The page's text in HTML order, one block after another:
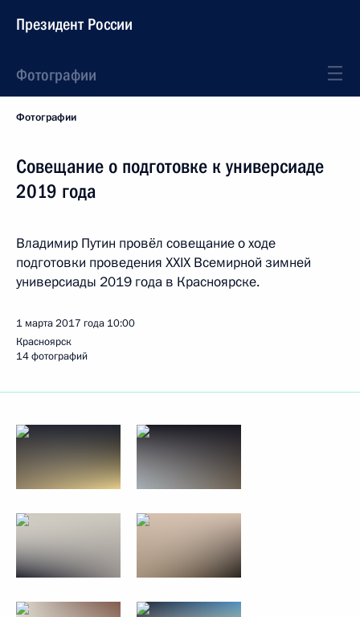
Президент России
Фотографии
Фотографии
Совещание о подготовке к универсиаде
2019 года
Владимир Путин провёл совещание о ходе
подготовки проведения XXIX Всемирной зимней
универсиады 2019 года в Красноярске.
1 марта 2017 года 10:00
Красноярск
14 фотографий